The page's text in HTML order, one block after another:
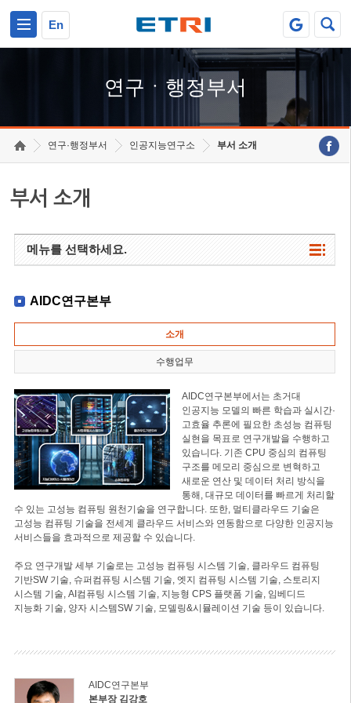
En
연구ㆍ행정부서
연구·행정부서 인공지능연구소 부서 소개
부서 소개
메뉴를 선택하세요.
AIDC연구본부
소개
수행업무
AIDC연구본부에서는 초거대
인공지능 모델의 빠른 학습과 실시간·
고효율 추론에 필요한 초성능 컴퓨팅
실현을 목표로 연구개발을 수행하고
있습니다. 기존 CPU 중심의 컴퓨팅
구조를 메모리 중심으로 변혁하고
새로운 연산 및 데이터 처리 방식을
통해, 대규모 데이터를 빠르게 처리할
수 있는 고성능 컴퓨팅 원천기술을 연구합니다. 또한, 멀티클라우드 기술은
고성능 컴퓨팅 기술을 전세계 클라우드 서비스와 연동함으로 다양한 인공지능
서비스들을 효과적으로 제공할 수 있습니다.
주요 연구개발 세부 기술로는 고성능 컴퓨팅 시스템 기술, 클라우드 컴퓨팅
기반SW 기술, 슈퍼컴퓨팅 시스템 기술, 엣지 컴퓨팅 시스템 기술, 스토리지
시스템 기술, AI컴퓨팅 시스템 기술, 지능형 CPS 플랫폼 기술, 임베디드
지능화 기술, 양자 시스템SW 기술, 모델링&시뮬레이션 기술 등이 있습니다.
AIDC연구본부
본부장 김강호